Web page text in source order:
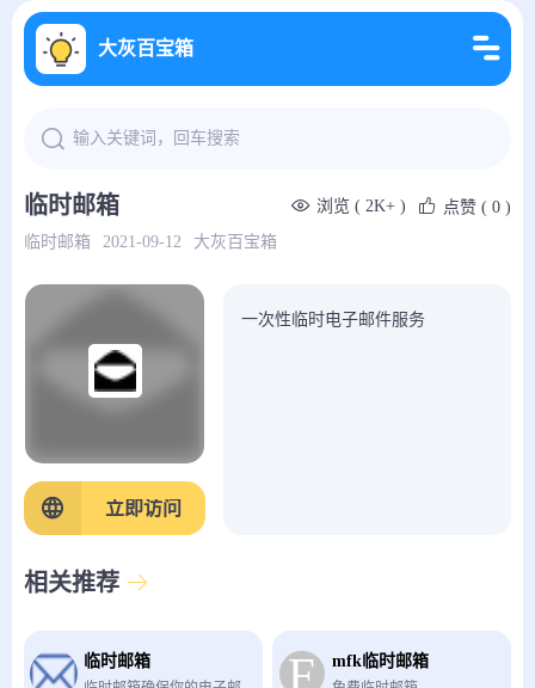
大灰百宝箱
临时邮箱 浏览 ( 2K+ ) 点赞 ( 0 )
临时邮箱
2021-09-12 大灰百宝箱
立即访问
一次性临时电子邮件服务
相关推荐
临时邮箱 mfk临时邮箱